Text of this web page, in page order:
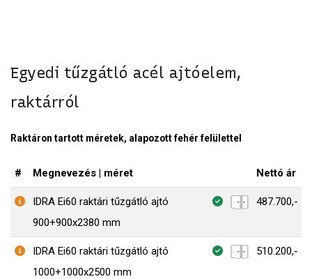
Egyedi tűzgátló acél ajtóelem,
raktárról
Raktáron tartott méretek, alapozott fehér felülettel
# Megnevezés | méret Nettó ár
IDRA Ei60 raktári tűzgátló ajtó
900+900x2380 mm
487.700,-
IDRA Ei60 raktári tűzgátló ajtó
1000+1000x2500 mm
510.200,-